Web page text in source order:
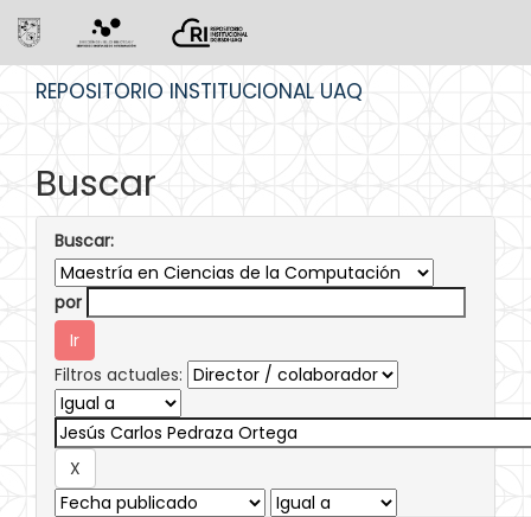
REPOSITORIO INSTITUCIONAL UAQ
Buscar
Buscar:
por
Filtros actuales: